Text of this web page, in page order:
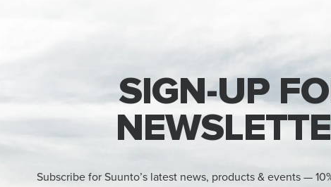
SIGN-UP
Subscribe for Suunto’s latest news, products & events —